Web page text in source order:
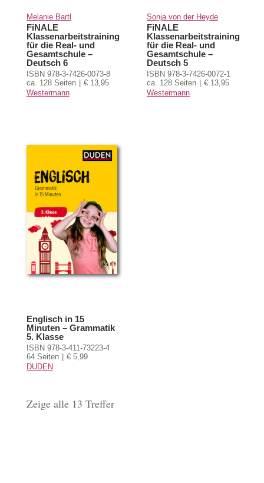
Melanie Bartl
FiNALE
Klassenarbeitstraining
für die Real- und
Gesamtschule –
Deutsch 6
ISBN 978-3-7426-0073-8
ca. 128 Seiten
€ 13,95
Westermann
Sonja von der Heyde
FiNALE
Klassenarbeitstraining
für die Real- und
Gesamtschule –
Deutsch 5
ISBN 978-3-7426-0072-1
ca. 128 Seiten
€ 13,95
Westermann
Englisch in 15
Minuten – Grammatik
5. Klasse
ISBN 978-3-411-73223-4
64 Seiten
€ 5,99
DUDEN
Zeige alle 13 Treffer